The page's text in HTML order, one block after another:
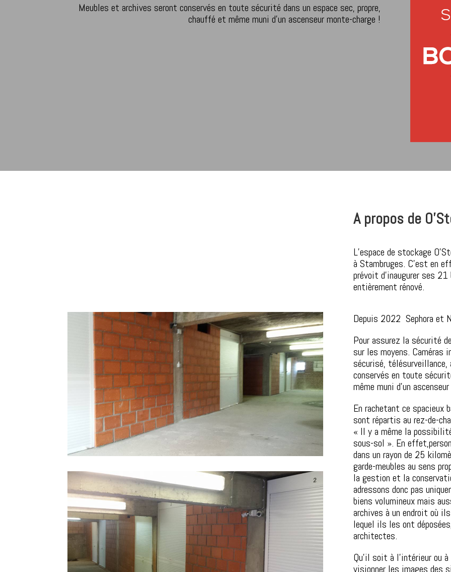
Meubles et archives seront conservés en toute sécurité dans un espace sec, propre,
chauffé et même muni d’un ascenseur monte-charge !
A propos de
L’espace de stockage
à Stambruges. C’est en
prévoit d’inaugurer ses
entièrement rénové.
Depuis 2022 Sephora et
Pour assurez la sécurité
sur les moyens.
sécurisé,
conservés en toute
même muni d’un
En rachetant ce
sont répartis au rez-de-
« Il y a même la
sous-sol ». En
dans un rayon de 25
garde-meubles au sens
la gestion et la
adressons donc pas
biens volumineux mais
archives à un endroit où
lequel ils les ont
architectes.
Qu’il soit à l’intérieur ou
visionner les images des